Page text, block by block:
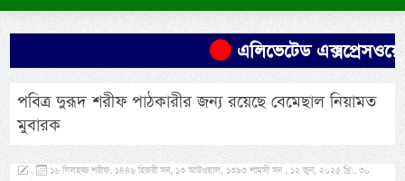
এলিভেটেড
পবিত্র দুরূদ শরীফ পাঠকারীর জন্য রয়েছে বেমেছাল নিয়ামত
মুবারক
,
১৬ যিলহজ্জ শরীফ, ১৪৪৬ হিজরী সন, ১৩ আউওয়াল, ১৩৯৩ শামসী সন , ১২ জুন, ২০২৫ খ্রি:, ৩০